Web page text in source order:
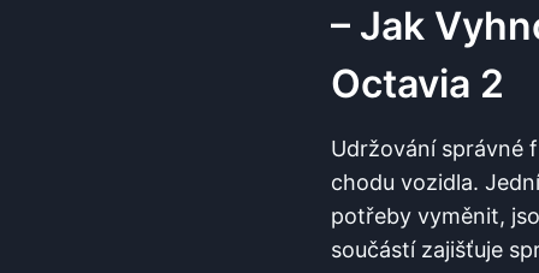
– Jak
Octavia 2
Udržování správné
chodu vozidla.
potřeby vyměnit,
součástí zajišťuje